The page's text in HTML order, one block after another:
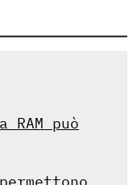
può